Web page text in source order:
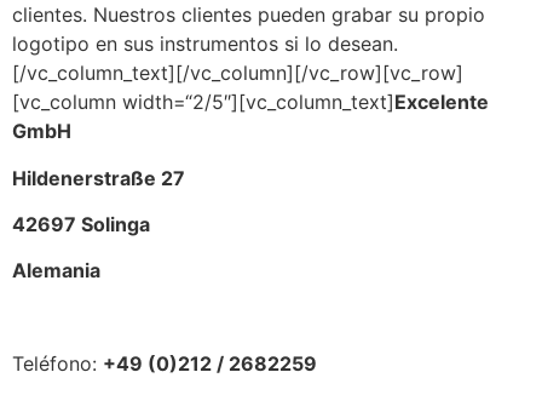
clientes. Nuestros clientes pueden grabar su propio
logotipo en sus instrumentos si lo desean.
[/vc_column_text][/vc_column][/vc_row][vc_row]
[vc_column width=“2/5″][vc_column_text]Excelente
GmbH
Hildenerstraße 27
42697 Solinga
Alemania
Teléfono: +49 (0)212 / 2682259